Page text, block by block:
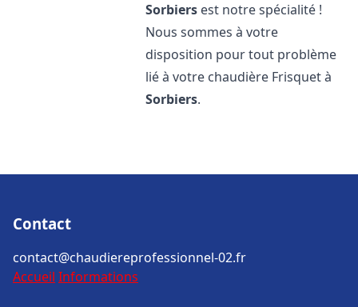
Sorbiers est notre spécialité !
Nous sommes à votre
disposition pour tout problème
lié à votre chaudière Frisquet à
Sorbiers.
Contact
contact@chaudiereprofessionnel-02.fr
Accueil Informations